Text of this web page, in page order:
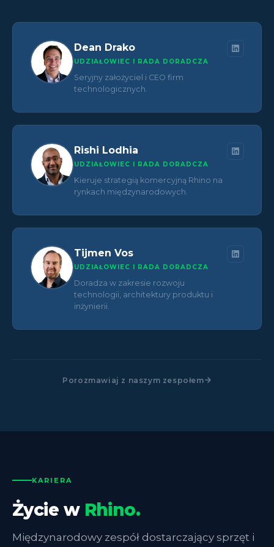
Dean Drako
UDZIAŁOWIEC I RADA DORADCZA
Seryjny założyciel i CEO firm
technologicznych.
Rishi Lodhia
UDZIAŁOWIEC I RADA DORADCZA
Kieruje strategią komercyjną Rhino na
rynkach międzynarodowych.
Tijmen Vos
UDZIAŁOWIEC I RADA DORADCZA
Doradza w zakresie rozwoju
technologii, architektury produktu i
inżynierii.
Porozmawiaj z naszym zespołem
KARIERA
Życie w Rhino.
Międzynarodowy zespół dostarczający sprzęt i